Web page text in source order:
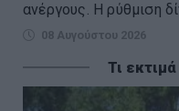
ανέργους. Η ρύθμιση
08 Αυγούστου 2026
Τι